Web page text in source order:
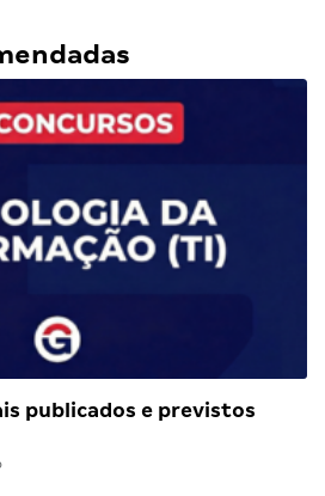
publicados e previstos